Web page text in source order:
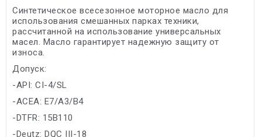
Синтетическое всесезонное моторное масло для
использования смешанных парках техники,
рассчитанной на использование универсальных
масел. Масло гарантирует надежную защиту от
износа.
Допуск:
-API: CI-4/SL
-ACEA: E7/A3/B4
-DTFR: 15B110
-Deutz: DQC III-18